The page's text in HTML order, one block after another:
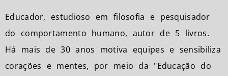
Educador, estudioso em filosofia e pesquisador
do comportamento humano, autor de 5 livros.
Há mais de 30 anos motiva equipes e sensibiliza
corações e mentes, por meio da "Educação do